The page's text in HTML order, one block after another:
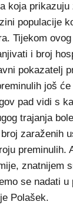
koja prikazuju
populacije
Tijekom
i broj
pokazatelj
još
pad vidi s
trajanja
zaraženih
preminulih.
znatnijem
se nadati
Polašek.